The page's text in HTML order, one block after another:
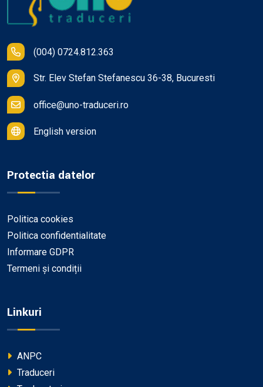
(004) 0724.812.363
Str. Elev Stefan Stefanescu 36-38, Bucuresti
office@uno-traduceri.ro
English version
Protectia datelor
Politica cookies
Politica confidentialitate
Informare GDPR
Termeni și condiții
Linkuri
ANPC
Traduceri